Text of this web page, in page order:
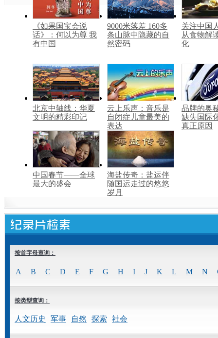
《如果国宝会说
话》：何以为尊 我
有中国
9000米落差 160多
条山脉中隐藏的自
然密码
关注中国
从食物解
化
北京中轴线：华夏
文明的精彩印记
云上乐声：音乐是
自闭症儿童最美的
表达
品牌的奥
缺失国际
真正原因
中国春节——全球
最大的盛会
海盐传奇：盐运伴
随国运走过的悠悠
岁月
按首字母查询：
A B C D E F G H I J K L M N
按类型查询：
人文历史 军事 自然 探索 社会